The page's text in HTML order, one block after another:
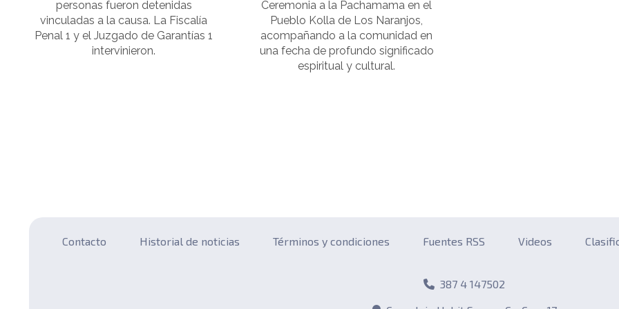
personas fueron detenidas
vinculadas a la causa. La Fiscalía
Penal 1 y el Juzgado de Garantías 1
intervinieron.
Ceremonia a la Pachamama en el
Pueblo Kolla de Los Naranjos,
acompañando a la comunidad en
una fecha de profundo significado
espiritual y cultural.
Contacto Historial de noticias Términos y condiciones Fuentes RSS Videos
387 4 147502